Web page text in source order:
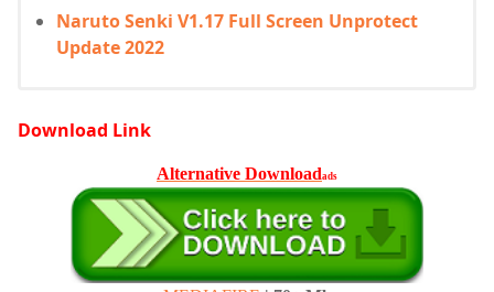
Naruto Senki V1.17 Full Screen Unprotect
Update 2022
Download Link
Alternative Downloadads